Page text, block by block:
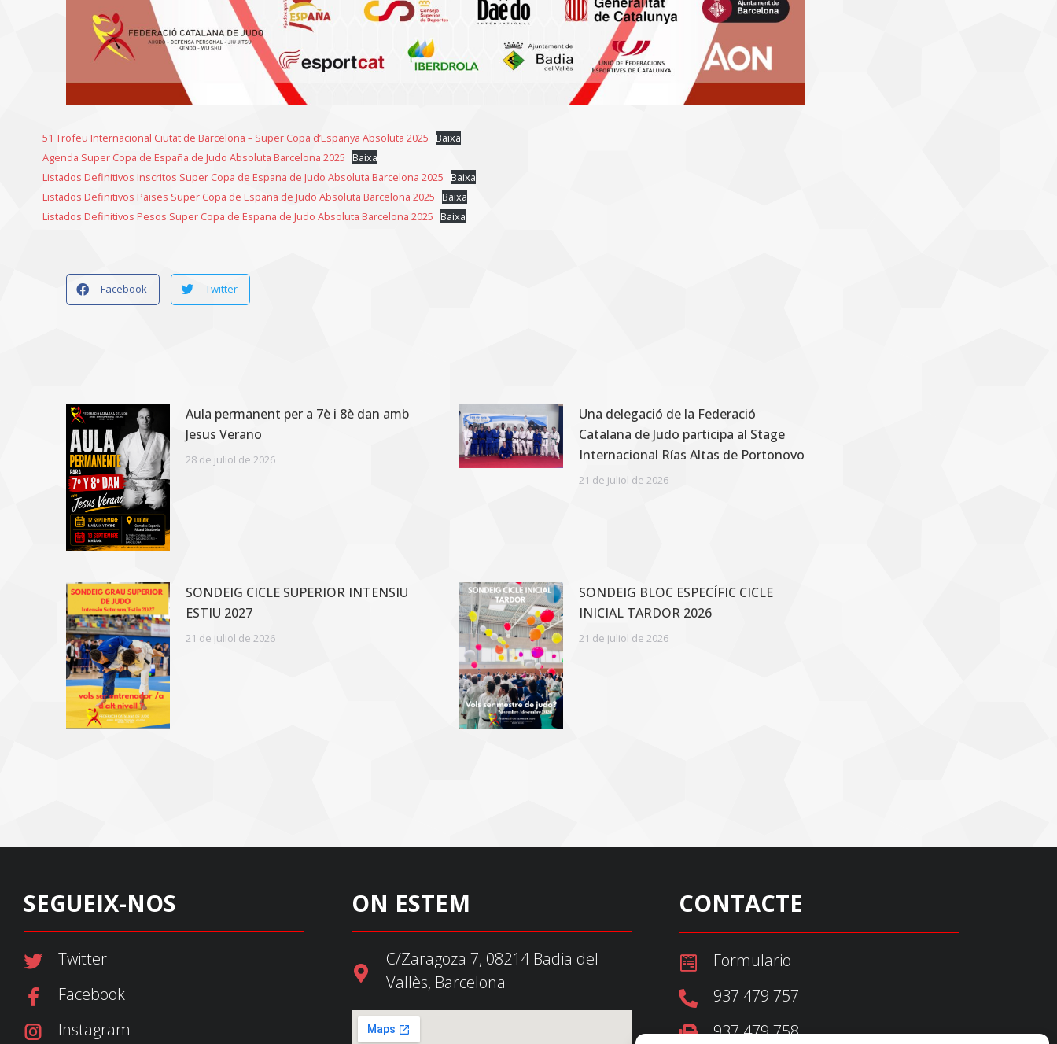
51 Trofeu Internacional Ciutat de Barcelona – Super Copa d’Espanya Absoluta 2025 Baixa
Agenda Super Copa de España de Judo Absoluta Barcelona 2025 Baixa
Listados Definitivos Inscritos Super Copa de Espana de Judo Absoluta Barcelona 2025 Baixa
Listados Definitivos Paises Super Copa de Espana de Judo Absoluta Barcelona 2025 Baixa
Listados Definitivos Pesos Super Copa de Espana de Judo Absoluta Barcelona 2025 Baixa
Facebook Twitter
Aula permanent per a 7è i 8è dan amb
Jesus Verano
28 de juliol de 2026
Una delegació de la Federació
Catalana de Judo participa al Stage
Internacional Rías Altas de Portonovo
21 de juliol de 2026
SONDEIG CICLE SUPERIOR INTENSIU
ESTIU 2027
21 de juliol de 2026
SONDEIG BLOC ESPECÍFIC CICLE
INICIAL TARDOR 2026
21 de juliol de 2026
SEGUEIX-NOS
Twitter
Facebook
Instagram
ON ESTEM
C/Zaragoza 7, 08214 Badia del
Vallès, Barcelona
CONTACTE
Formulario
937 479 757
937 479 758